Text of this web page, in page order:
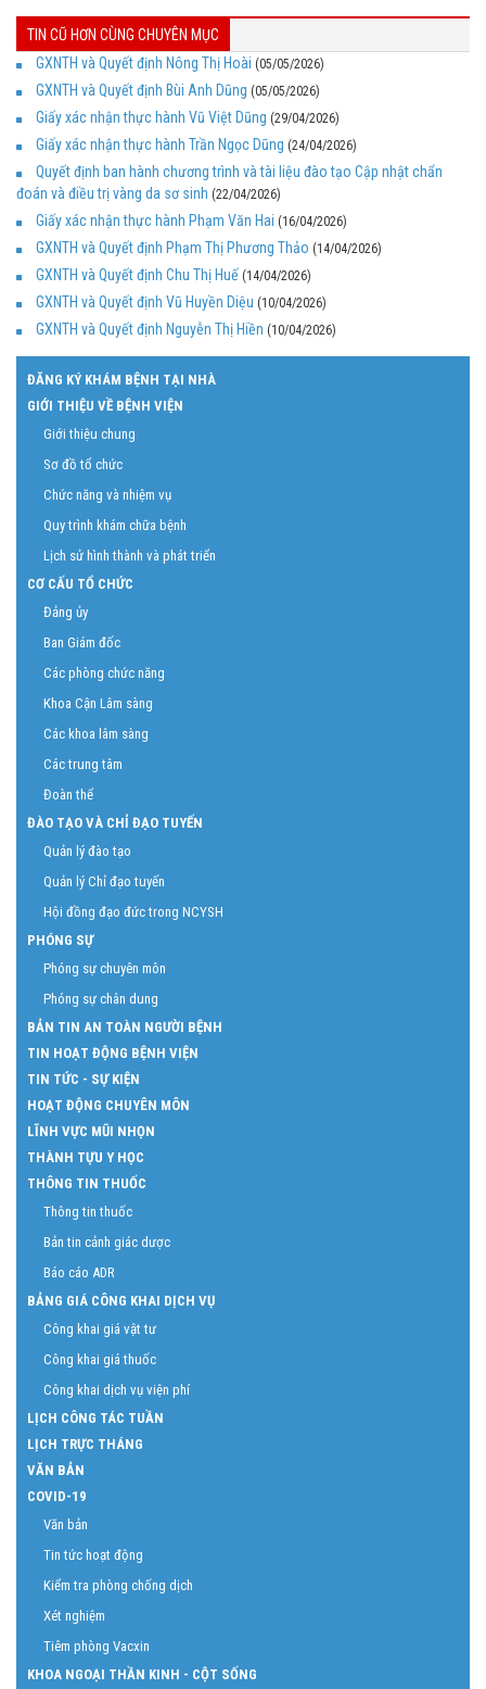
TIN CŨ HƠN CÙNG CHUYÊN MỤC
GXNTH và Quyết định Nông Thị Hoài (05/05/2026)
GXNTH và Quyết định Bùi Anh Dũng (05/05/2026)
Giấy xác nhận thực hành Vũ Việt Dũng (29/04/2026)
Giấy xác nhận thực hành Trần Ngọc Dũng (24/04/2026)
Quyết định ban hành chương trình và tài liệu đào tạo Cập nhật chẩn
đoán và điều trị vàng da sơ sinh (22/04/2026)
Giấy xác nhận thực hành Phạm Văn Hai (16/04/2026)
GXNTH và Quyết định Phạm Thị Phương Thảo (14/04/2026)
GXNTH và Quyết định Chu Thị Huế (14/04/2026)
GXNTH và Quyết định Vũ Huyền Diệu (10/04/2026)
GXNTH và Quyết định Nguyễn Thị Hiền (10/04/2026)
ĐĂNG KÝ KHÁM BỆNH TẠI NHÀ
GIỚI THIỆU VỀ BỆNH VIỆN
Giới thiệu chung
Sơ đồ tổ chức
Chức năng và nhiệm vụ
Quy trình khám chữa bệnh
Lịch sử hình thành và phát triển
CƠ CẤU TỔ CHỨC
Đảng ủy
Ban Giám đốc
Các phòng chức năng
Khoa Cận Lâm sàng
Các khoa lâm sàng
Các trung tâm
Đoàn thể
ĐÀO TẠO VÀ CHỈ ĐẠO TUYẾN
Quản lý đào tạo
Quản lý Chỉ đạo tuyến
Hội đồng đạo đức trong NCYSH
PHÓNG SỰ
Phóng sự chuyên môn
Phóng sự chân dung
BẢN TIN AN TOÀN NGƯỜI BỆNH
TIN HOẠT ĐỘNG BỆNH VIỆN
TIN TỨC - SỰ KIỆN
HOẠT ĐỘNG CHUYÊN MÔN
LĨNH VỰC MŨI NHỌN
THÀNH TỰU Y HỌC
THÔNG TIN THUỐC
Thông tin thuốc
Bản tin cảnh giác dược
Báo cáo ADR
BẢNG GIÁ CÔNG KHAI DỊCH VỤ
Công khai giá vật tư
Công khai giá thuốc
Công khai dịch vụ viện phí
LỊCH CÔNG TÁC TUẦN
LỊCH TRỰC THÁNG
VĂN BẢN
COVID-19
Văn bản
Tin tức hoạt động
Kiểm tra phòng chống dịch
Xét nghiệm
Tiêm phòng Vacxin
KHOA NGOẠI THẦN KINH - CỘT SỐNG